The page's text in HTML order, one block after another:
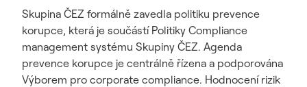
Skupina ČEZ formálně zavedla politiku prevence
korupce, která je součástí Politiky Compliance
management systému Skupiny ČEZ. Agenda
prevence korupce je centrálně řízena a podporována
Výborem pro corporate compliance. Hodnocení rizik